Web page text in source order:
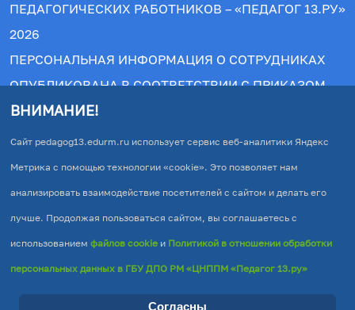
ПЕДАГОГИЧЕСКИХ РАБОТНИКОВ – «ПЕДАГОГ 13.РУ»
2026
ПЕРСОНАЛЬНАЯ ИНФОРМАЦИЯ О СОТРУДНИКАХ
ОПУБЛИКОВАНА В СООТВЕТСТВИИ С ПРИКАЗОМ
РОСОБРНАДЗОРА №831 ОТ 14.08.2020.
© АВТОРСКИЕ ПРАВА ЗАЩИЩЕНЫ. ПРИ
КОПИРОВАНИИ МАТЕРИАЛОВ ПРЯМАЯ ССЫЛКА НА
ИСТОЧНИК ОБЯЗАТЕЛЬНА!
ПОЛИТИКА В ОТНОШЕНИИ ОБРАБОТКИ
ПЕРСОНАЛЬНЫХ ДАННЫХ В ГБУ ДПО РМ «ЦНППМ
«ПЕДАГОГ 13.РУ»
ВНИМАНИЕ!
Сайт pedagog13.edurm.ru использует сервис веб-аналитики Яндекс
Метрика с помощью технологии «cookie». Это позволяет нам
анализировать взаимодействие посетителей с сайтом и делать его
лучше. Продолжая пользоваться сайтом, вы соглашаетесь с
использованием файлов cookie и Политикой в отношении обработки
персональных данных в ГБУ ДПО РМ «ЦНППМ «Педагог 13.ру»
Согласны
accessible